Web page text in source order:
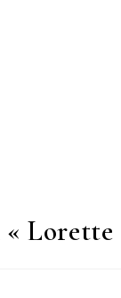
« Lorette